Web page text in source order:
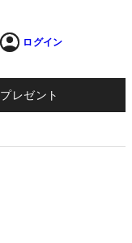
ログイン
プレゼント